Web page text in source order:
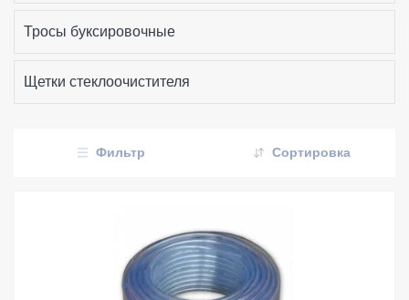
Тросы буксировочные
Щетки стеклоочистителя
Фильтр Сортировка